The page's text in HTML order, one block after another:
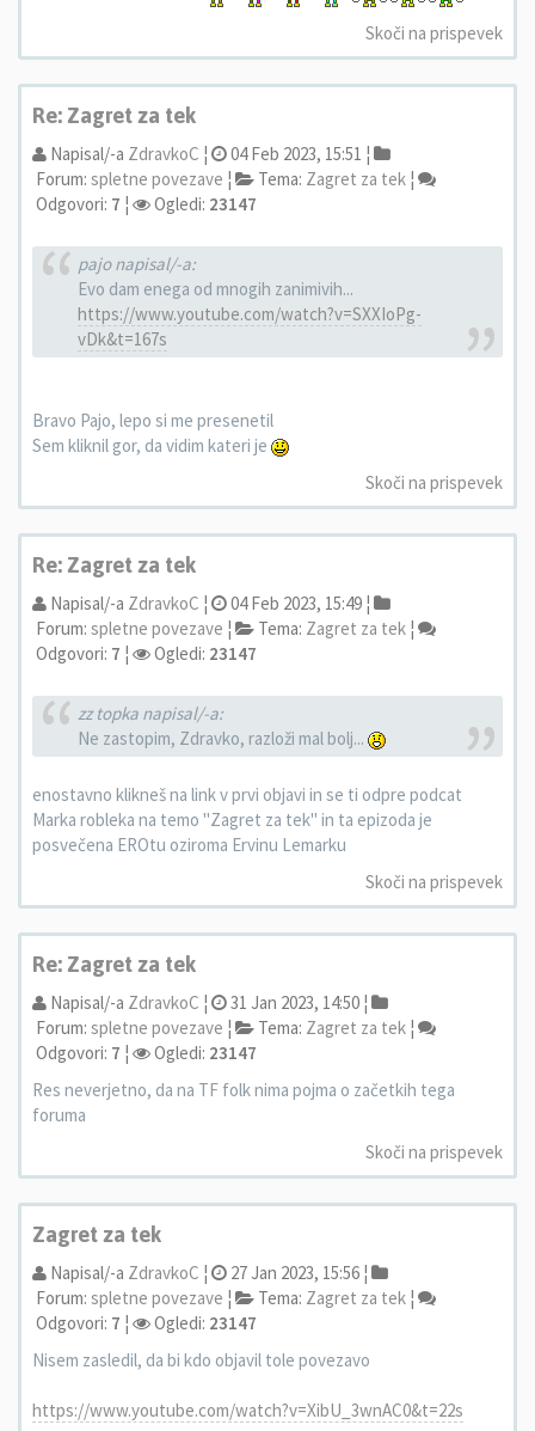
Skoči na prispevek
Re: Zagret za tek
Napisal/-a ZdravkoC ¦
04 Feb 2023, 15:51 ¦
Forum: spletne povezave ¦ Tema: Zagret za tek ¦
Odgovori: 7 ¦ Ogledi: 23147
pajo napisal/-a:
Evo dam enega od mnogih zanimivih...
https://www.youtube.com/watch?v=SXXIoPg-
vDk&t=167s
Bravo Pajo, lepo si me presenetil
Sem kliknil gor, da vidim kateri je
Skoči na prispevek
Re: Zagret za tek
Napisal/-a ZdravkoC ¦
04 Feb 2023, 15:49 ¦
Forum: spletne povezave ¦ Tema: Zagret za tek ¦
Odgovori: 7 ¦ Ogledi: 23147
zz topka napisal/-a:
Ne zastopim, Zdravko, razloži mal bolj...
enostavno klikneš na link v prvi objavi in se ti odpre podcat
Marka robleka na temo "Zagret za tek" in ta epizoda je
posvečena EROtu oziroma Ervinu Lemarku
Skoči na prispevek
Re: Zagret za tek
Napisal/-a ZdravkoC ¦
31 Jan 2023, 14:50 ¦
Forum: spletne povezave ¦ Tema: Zagret za tek ¦
Odgovori: 7 ¦ Ogledi: 23147
Res neverjetno, da na TF folk nima pojma o začetkih tega
foruma
Skoči na prispevek
Zagret za tek
Napisal/-a ZdravkoC ¦
27 Jan 2023, 15:56 ¦
Forum: spletne povezave ¦ Tema: Zagret za tek ¦
Odgovori: 7 ¦ Ogledi: 23147
Nisem zasledil, da bi kdo objavil tole povezavo
https://www.youtube.com/watch?v=XibU_3wnAC0&t=22s